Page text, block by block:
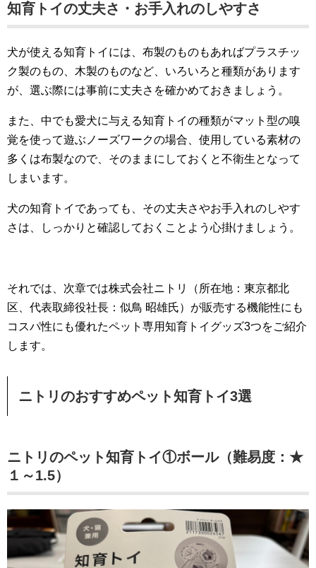
知育トイの丈夫さ・お手入れのしやすさ
犬が使える知育トイには、布製のものもあればプラスチッ
ク製のもの、木製のものなど、いろいろと種類があります
が、選ぶ際には事前に丈夫さを確かめておきましょう。
また、中でも愛犬に与える知育トイの種類がマット型の嗅
覚を使って遊ぶノーズワークの場合、使用している素材の
多くは布製なので、そのままにしておくと不衛生となって
しまいます。
犬の知育トイであっても、その丈夫さやお手入れのしやす
さは、しっかりと確認しておくことよう心掛けましょう。
それでは、次章では株式会社ニトリ（所在地：東京都北
区、代表取締役社長：似鳥 昭雄氏）が販売する機能性にも
コスパ性にも優れたペット専用知育トイグッズ3つをご紹介
します。
ニトリのおすすめペット知育トイ3選
ニトリのペット知育トイ①ボール（難易度：★
１～1.5）